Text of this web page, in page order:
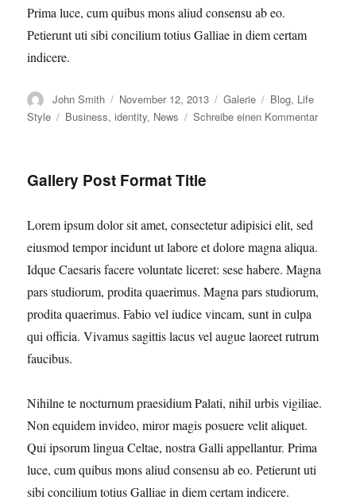
Prima luce, cum quibus mons aliud consensu ab eo.
Petierunt uti sibi concilium totius Galliae in diem certam
indicere.
Autor
John Smith
Veröffentlicht
am
November 12, 2013 Format
Galerie Kategorien
Blog, Life
Style
Schlagwörter
Business,identity, News Schreibe einen Kommentarzu
Gallery Post Format Title
Lorem ipsum dolor sit amet, consectetur adipisici elit, sed
eiusmod tempor incidunt ut labore et dolore magna aliqua.
Idque Caesaris facere voluntate liceret: sese habere. Magna
pars studiorum, prodita quaerimus. Magna pars studiorum,
prodita quaerimus. Fabio vel iudice vincam, sunt in culpa
qui officia. Vivamus sagittis lacus vel augue laoreet rutrum
faucibus.
Nihilne te nocturnum praesidium Palati, nihil urbis vigiliae.
Non equidem invideo, miror magis posuere velit aliquet.
Qui ipsorum lingua Celtae, nostra Galli appellantur. Prima
luce, cum quibus mons aliud consensu ab eo. Petierunt uti
sibi concilium totius Galliae in diem certam indicere.